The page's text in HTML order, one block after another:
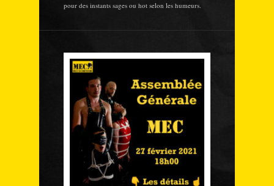
pour des instants sages ou hot selon les humeurs.